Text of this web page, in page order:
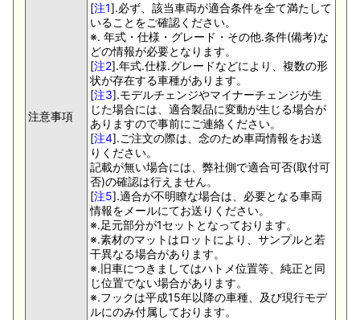
注意事項
[注1].必ず、該当車両が適合条件を全て満たして
いることをご確認ください。
※. 年式・仕様・グレード・その他.条件(備考)な
どの情報が必要となります。
[注2].年式.仕様.グレードなどにより、複数の形
状が存在する車種があります。
[注3].モデルチェンジやマイナーチェンジが生
じた場合には、適合製品に変動が生じる場合が
ありますので事前にご連絡ください。
[注4].ご注文の際は、念のため車両情報をお送
りください。
記載が無い場合には、弊社側で適合可否(取付可
否)の確認は行えません。
[注5].適合が不明瞭な場合は、必要となる車両
情報をメールにてお送りください。
※.足元部分が1セットとなっております。
※.素材のマットはロットにより、サンプルと若
干異なる場合があります。
※.旧車につきましてはハトメ位置等、純正と同
じ位置でない場合があります。
※.フックは平成15年以降の車種、及び現行モデ
ルにのみ付属しております。